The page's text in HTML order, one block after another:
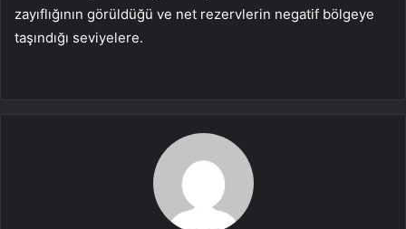
zayıflığının görüldüğü ve net rezervlerin negatif bölgeye
taşındığı seviyelere.